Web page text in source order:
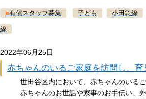
■有償スタッフ募集 子ども 小田急線
線
2022年06月25日
赤ちゃんのいるご家庭を訪問し、
世田谷区内において、赤ちゃんのいる
赤ちゃんのお世話や家事のお手伝い、